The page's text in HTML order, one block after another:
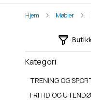
Hjem Møbler
Kategori
TRENING OG
FRITID OG